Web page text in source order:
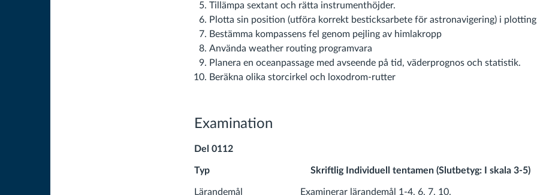
Tillämpa sextant och rätta instrumenthöjder.
Plotta sin position (utföra korrekt besticksarbete för astronavigering) i plotting
Bestämma kompassens fel genom pejling av himlakropp
Använda weather routing programvara
Planera en oceanpassage med avseende på tid, väderprognos och statistik.
Beräkna olika storcirkel och loxodrom-rutter
Examination
Del 0112
Typ Skriftlig Individuell tentamen (Slutbetyg: I skala 3-5)
Lärandemål Examinerar lärandemål 1-4, 6, 7, 10.